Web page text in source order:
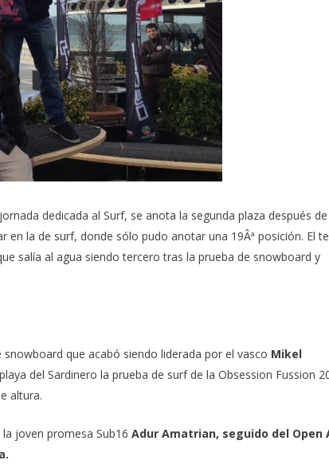
dedicada al Surf, se anota la segunda plaza después de
la de surf, donde sólo pudo anotar una 19Âª posición. El
salía al agua siendo tercero tras la prueba de snowboard y
que acabó siendo liderada por el vasco Mikel
del Sardinero la prueba de surf de la Obsession Fussion
altura.
joven promesa Sub16 Adur Amatrian, seguido del Open